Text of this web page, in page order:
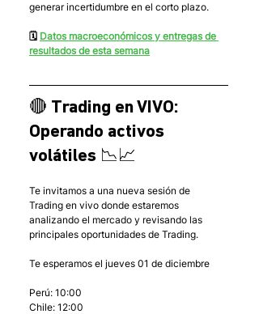
generar incertidumbre en el corto plazo.
🗓 Datos macroeconómicos y entregas de
resultados de esta semana
🔴 Trading en VIVO:
Operando activos
volátiles 📉📈
Te invitamos a una nueva sesión de
Trading en vivo donde estaremos
analizando el mercado y revisando las
principales oportunidades de Trading.
Te esperamos el jueves 01 de diciembre
Perú: 10:00
Chile: 12:00